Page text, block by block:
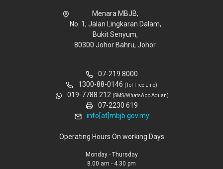
Menara MBJB,
No. 1, Jalan Lingkaran Dalam,
Bukit Senyum,
80300 Johor Bahru, Johor.
07-219 8000
1300-88-0146 (Tol-Free Line)
019-7788 212 (SMS/WhatsApp Aduan)
07-2230 619
info[at]mbjb.gov.my
Operating Hours On working Days
Monday - Thursday
8.00 am - 4.30 pm